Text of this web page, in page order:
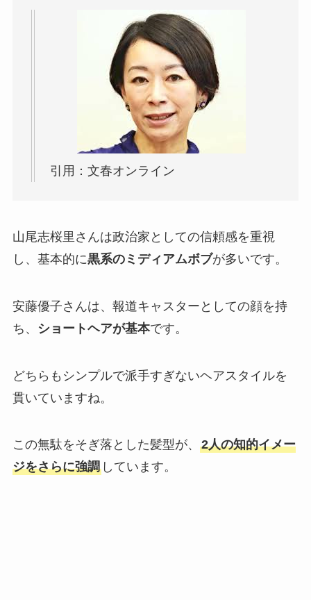
引用：文春オンライン
山尾志桜里さんは政治家としての信頼感を重視
し、基本的に黒系のミディアムボブが多いです。
安藤優子さんは、報道キャスターとしての顔を持
ち、
ショートヘアが基本です。
どちらもシンプルで派手すぎないヘアスタイルを
貫いていますね。
この無駄をそぎ落とした髪型が、 2人の知的イメー
ジをさらに強調しています。